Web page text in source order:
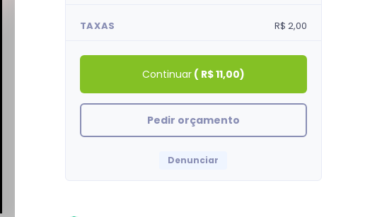
TAXAS R$ 2,00
Continuar( R$ 11,00)
Pedir orçamento
Denunciar